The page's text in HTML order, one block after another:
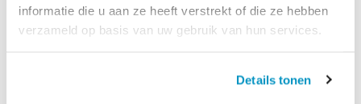
informatie die u aan ze heeft verstrekt of die ze hebben
verzameld op basis van uw gebruik van hun services.
Details tonen
- Na naši strani s politiko zasebnosti.